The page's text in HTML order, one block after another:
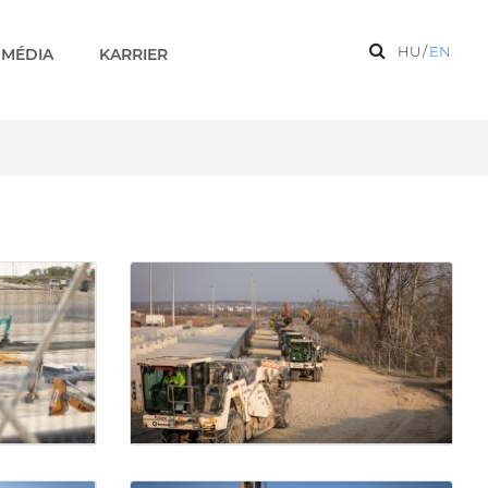
MÉDIA KARRIER HU/EN